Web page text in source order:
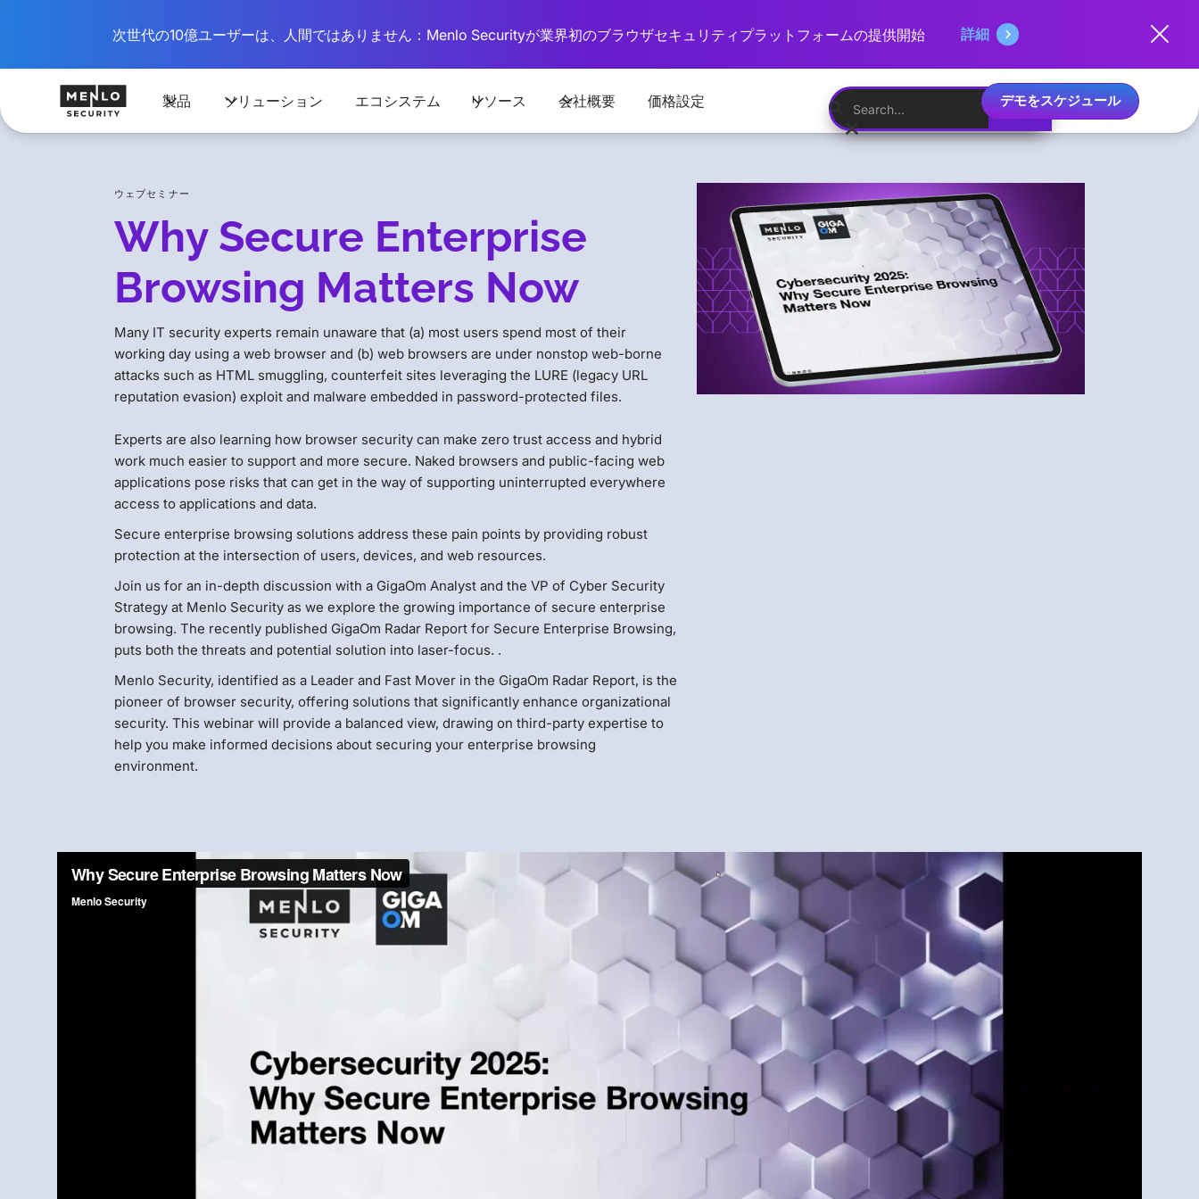
次世代の10億ユーザーは、人間ではありません：Menlo Securityが業界初のブラウザセキュリティプラットフォームの提供開始 詳細
製品 ソリューション エコシステム リソース 会社概要 価格設定 デモをスケジュール
ウェブセミナー
Why Secure Enterprise
Browsing Matters Now
Many IT security experts remain unaware that (a) most users spend most of their
working day using a web browser and (b) web browsers are under nonstop web-borne
attacks such as HTML smuggling, counterfeit sites leveraging the LURE (legacy URL
reputation evasion) exploit and malware embedded in password-protected files.
Experts are also learning how browser security can make zero trust access and hybrid
work much easier to support and more secure. Naked browsers and public-facing web
applications pose risks that can get in the way of supporting uninterrupted everywhere
access to applications and data.
Secure enterprise browsing solutions address these pain points by providing robust
protection at the intersection of users, devices, and web resources.
Join us for an in-depth discussion with a GigaOm Analyst and the VP of Cyber Security
Strategy at Menlo Security as we explore the growing importance of secure enterprise
browsing. The recently published GigaOm Radar Report for Secure Enterprise Browsing,
puts both the threats and potential solution into laser-focus. .
Menlo Security, identified as a Leader and Fast Mover in the GigaOm Radar Report, is the
pioneer of browser security, offering solutions that significantly enhance organizational
security. This webinar will provide a balanced view, drawing on third-party expertise to
help you make informed decisions about securing your enterprise browsing
environment.